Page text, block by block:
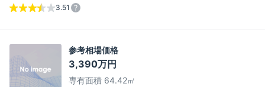
3.51
参考相場価格
3,390万円
専有面積 64.42㎡